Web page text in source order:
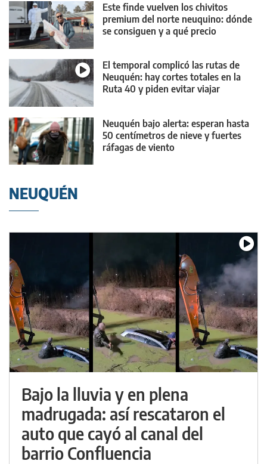
Este finde vuelven los chivitos
premium del norte neuquino: dónde
se consiguen y a qué precio
El temporal complicó las rutas de
Neuquén: hay cortes totales en la
Ruta 40 y piden evitar viajar
Neuquén bajo alerta: esperan hasta
50 centímetros de nieve y fuertes
ráfagas de viento
NEUQUÉN
Bajo la lluvia y en plena
madrugada: así rescataron el
auto que cayó al canal del
barrio Confluencia